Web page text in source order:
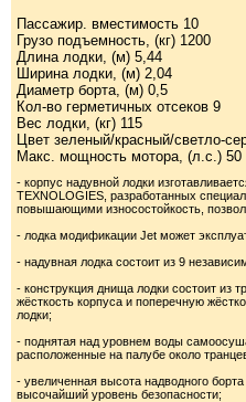
Пассажир. вместимость 10
Грузо подъемность, (кг) 1200
Длина лодки, (м) 5,44
Ширина лодки, (м) 2,04
Диаметр борта, (м) 0,5
Кол-во герметичных отсеков 9
Вес лодки, (кг) 115
Цвет зеленый/красный/светло-
Макс. мощность мотора, (л.с.) 50
- корпус надувной лодки
TEXNOLOGIES, разработанных
повышающими износостойкость,
- лодка модификации Jet может
- надувная лодка состоит из 9
- конструкция днища лодки состоит из
жёсткость корпуса и поперечную
лодки;
- поднятая над уровнем воды
расположенные на палубе около
- увеличенная высота надводного
высочайший уровень безопасности;